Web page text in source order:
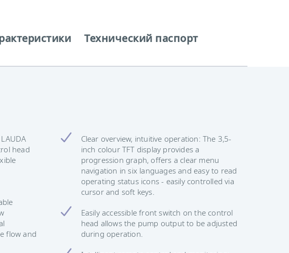
Технический паспорт
head
flow and
Clear overview, intuitive operation: The 3,5-
inch colour TFT display provides a
progression graph, offers a clear menu
navigation in six languages and easy to read
operating status icons - easily controlled via
cursor and soft keys.
Easily accessible front switch on the control
head allows the pump output to be adjusted
during operation.